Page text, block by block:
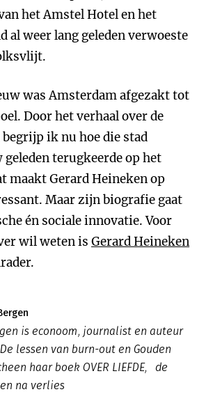
het Amstel Hotel en het
al weer lang geleden verwoeste
was Amsterdam afgezakt tot
Door het verhaal over de
ik nu hoe die stad
geleden terugkeerde op het
maakt Gerard Heineken op
Maar zijn biografie gaat
én sociale innovatie. Voor
wil weten is Gerard Heineken
is econoom, journalist en auteur
lessen van burn-out en Gouden
haar boek OVER LIEFDE, de
na verlies